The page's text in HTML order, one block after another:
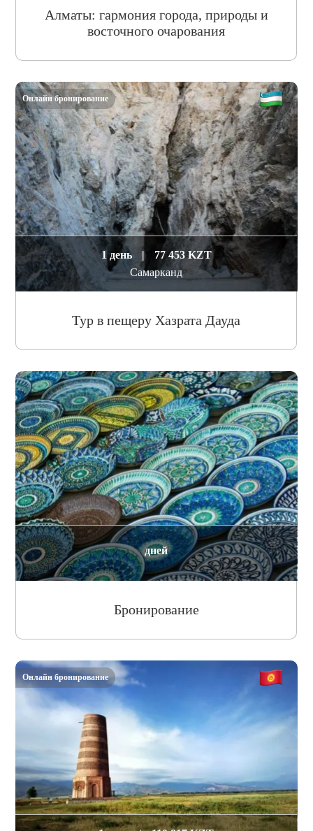
Алматы: гармония города, природы и
восточного очарования
1 день |
77 453 KZT
Самарканд
Тур в пещеру Хазрата Дауда
Онлайн бронирование
дней
Бронирование
Онлайн бронирование